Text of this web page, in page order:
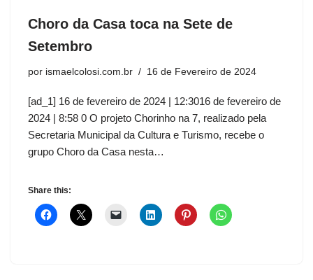
Choro da Casa toca na Sete de
Setembro
por ismaelcolosi.com.br 16 de Fevereiro de 2024
[ad_1] 16 de fevereiro de 2024 | 12:3016 de fevereiro de
2024 | 8:58 0 O projeto Chorinho na 7, realizado pela
Secretaria Municipal da Cultura e Turismo, recebe o
grupo Choro da Casa nesta…
Share this: